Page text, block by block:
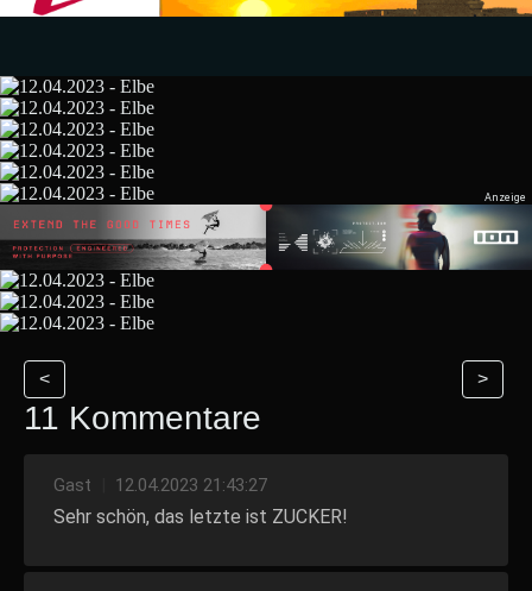
< >
11 Kommentare
Gast 12.04.2023 21:43:27
Sehr schön, das letzte ist ZUCKER!